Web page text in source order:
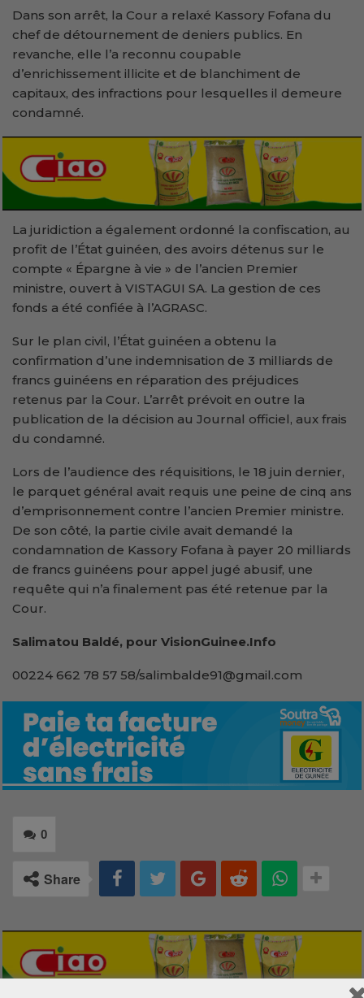
Dans son arrêt, la Cour a relaxé Kassory Fofana du
chef de détournement de deniers publics. En
revanche, elle l’a reconnu coupable
d’enrichissement illicite et de blanchiment de
capitaux, des infractions pour lesquelles il demeure
condamné.
La juridiction a également ordonné la confiscation, au
profit de l’État guinéen, des avoirs détenus sur le
compte « Épargne à vie » de l’ancien Premier
ministre, ouvert à VISTAGUI SA. La gestion de ces
fonds a été confiée à l’AGRASC.
Sur le plan civil, l’État guinéen a obtenu la
confirmation d’une indemnisation de 3 milliards de
francs guinéens en réparation des préjudices
retenus par la Cour. L’arrêt prévoit en outre la
publication de la décision au Journal officiel, aux frais
du condamné.
Lors de l’audience des réquisitions, le 18 juin dernier,
le parquet général avait requis une peine de cinq ans
d’emprisonnement contre l’ancien Premier ministre.
De son côté, la partie civile avait demandé la
condamnation de Kassory Fofana à payer 20 milliards
de francs guinéens pour appel jugé abusif, une
requête qui n’a finalement pas été retenue par la
Cour.
Salimatou Baldé, pour VisionGuinee.Info
00224 662 78 57 58/salimbalde91@gmail.com
0
Share